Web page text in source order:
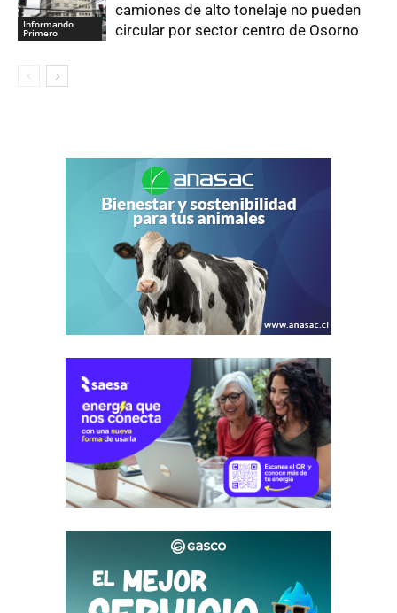
Informando
Primero
camiones de alto tonelaje no pueden
circular por sector centro de Osorno